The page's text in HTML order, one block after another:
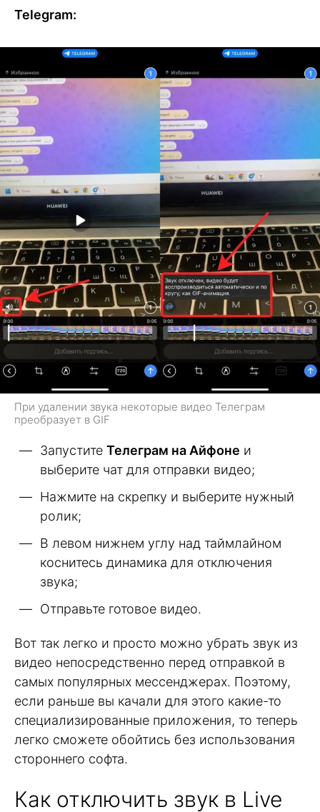
Telegram:
При удалении звука некоторые видео Телеграм
преобразует в GIF
Запустите Телеграм на Айфоне и
выберите чат для отправки видео;
Нажмите на скрепку и выберите нужный
ролик;
В левом нижнем углу над таймлайном
коснитесь динамика для отключения
звука;
Отправьте готовое видео.
Вот так легко и просто можно убрать звук из
видео непосредственно перед отправкой в
самых популярных мессенджерах. Поэтому,
если раньше вы качали для этого какие-то
специализированные приложения, то теперь
легко сможете обойтись без использования
стороннего софта.
Как отключить звук в Live